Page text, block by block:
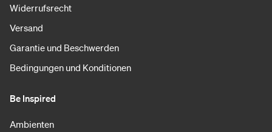
Widerrufsrecht
Versand
Garantie und Beschwerden
Bedingungen und Konditionen
Be Inspired
Ambienten